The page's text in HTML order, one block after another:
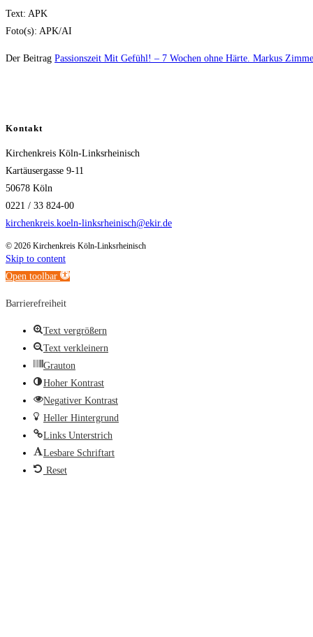
Text: APK
Foto(s): APK/AI
Der Beitrag Passionszeit Mit Gefühl! – 7 Wochen ohne Härte. Markus
Kontakt
Kirchenkreis Köln-Linksrheinisch
Kartäusergasse 9-11
50678 Köln
0221 / 33 824-00
kirchenkreis.koeln-linksrheinisch@ekir.de
© 2026 Kirchenkreis Köln-Linksrheinisch
Skip to content
Open toolbar
Barrierefreiheit
Text vergrößern
Text verkleinern
Grauton
Hoher Kontrast
Negativer Kontrast
Heller Hintergrund
Links Unterstrich
Lesbare Schriftart
Reset